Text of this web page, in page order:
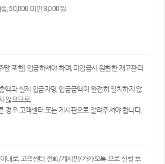
, 50,000 미만 3,000원
포함) 입금하셔야 하며, 미입금시 원활한 재고관리
액과 실제 입금자명, 입금금액이 완전히 일치하지 않
않으므로,
경우 고객센터 또는 게시판으로 알려주셔야 합니다.
내로, 고객센터 전화/게시판/카카오톡 으로 신청 후